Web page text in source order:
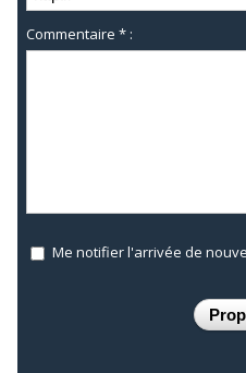
Commentaire * :
Me notifier l'arrivée de